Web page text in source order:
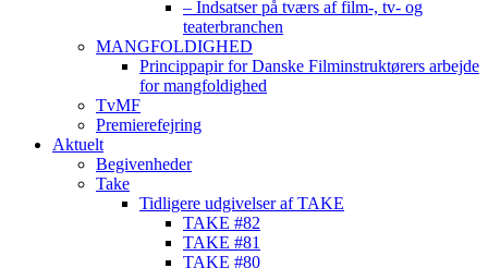
– Indsatser på tværs af film-, tv- og
teaterbranchen
MANGFOLDIGHED
Princippapir for Danske Filminstruktørers arbejde
for mangfoldighed
TvMF
Premierefejring
Aktuelt
Begivenheder
Take
Tidligere udgivelser af TAKE
TAKE #82
TAKE #81
TAKE #80